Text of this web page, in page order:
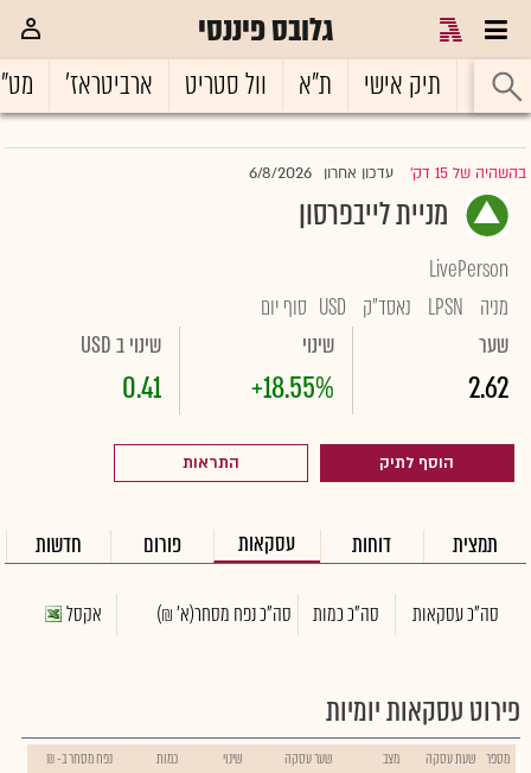
גלובס פיננסי
ראשי תיק אישי ת"א וול סטריט ארביטראז'
בהשהיה של 15 דק' |עדכון אחרון 6/8/2026
מניית לייבפרסון
LivePerson
מניה
LPSN נאסד"ק USD סוף יום
שער
2.62
שינוי
+18.55%
שינוי ב USD
0.41
הוסף לתיק התראות
תמצית דוחות עסקאות פורום חדשות
סה"כ עסקאות סה"כ כמות סה"כ נפח מסחר(א' ₪) אקסל
פירוט עסקאות יומיות
מספר שעת עסקה מצב שער עסקה שינוי כמות נפח מסחר ב- ₪